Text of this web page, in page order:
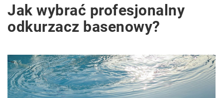
Jak wybrać profesjonalny
odkurzacz basenowy?